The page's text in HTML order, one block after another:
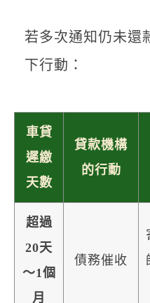
若多次通知仍未還
下行動：
車貸
遲繳
天數
貸款機構
的行動
超過
20天
～1個
月
債務催收